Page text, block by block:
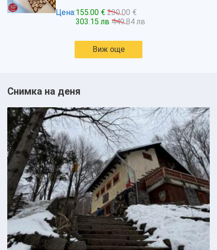
Цена:155.00 € 230.00 €
303.15 лв 449.84 лв
Виж още
Снимка на деня